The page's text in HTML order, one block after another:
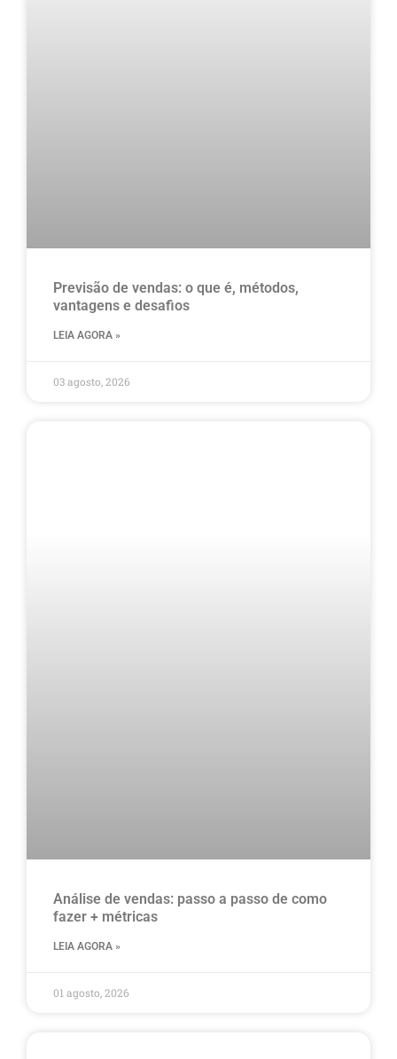
Previsão de vendas: o que é, métodos,
vantagens e desafios
LEIA AGORA »
03 agosto, 2026
Análise de vendas: passo a passo de como
fazer + métricas
LEIA AGORA »
01 agosto, 2026